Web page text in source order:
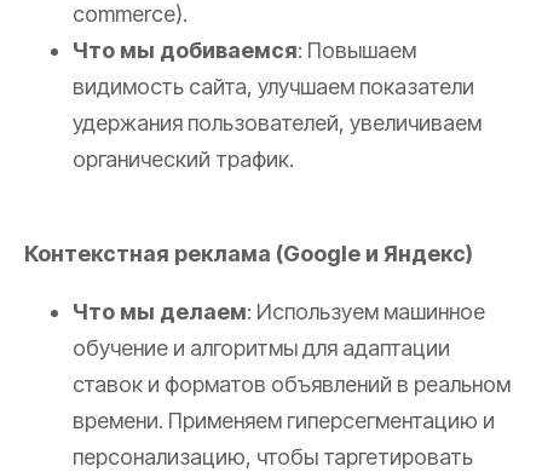
commerce).
Что мы добиваемся: Повышаем
видимость сайта, улучшаем показатели
удержания пользователей, увеличиваем
органический трафик.
Контекстная реклама (Google и Яндекс)
Что мы делаем: Используем машинное
обучение и алгоритмы для адаптации
ставок и форматов объявлений в реальном
времени. Применяем гиперсегментацию и
персонализацию, чтобы таргетировать